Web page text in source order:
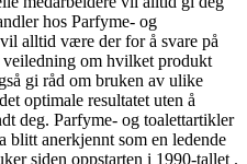
hos Parfyme- og
alltid være der for å svare på
om hvilket produkt
gi råd om bruken av ulike
optimale resultatet uten å
deg. Parfyme- og toalettartikler
blitt anerkjennt som en ledende
siden oppstarten i 1990-tallet .